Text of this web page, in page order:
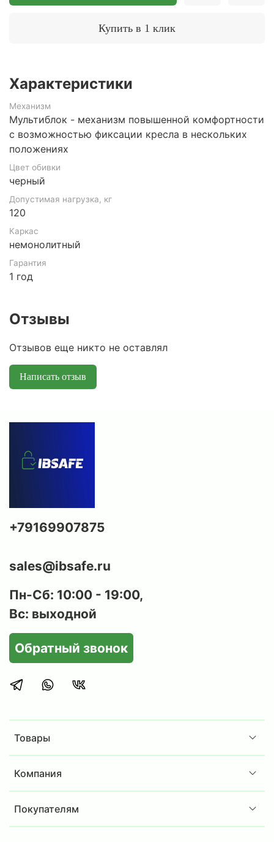
Купить в 1 клик
Характеристики
Механизм
Мультиблок - механизм повышенной комфортности
с возможностью фиксации кресла в нескольких
положениях
Цвет обивки
черный
Допустимая нагрузка, кг
120
Каркас
немонолитный
Гарантия
1 год
Отзывы
Отзывов еще никто не оставлял
Написать отзыв
Товары
Компания
Покупателям
+79169907875
sales@ibsafe.ru
Пн-Сб: 10:00 - 19:00,
Вс: выходной
Обратный звонок